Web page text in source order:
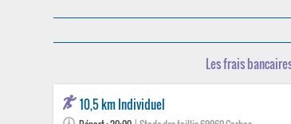
Les frais
10,5 km Individuel